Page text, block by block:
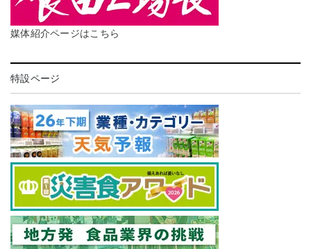
媒体紹介ページはこちら
特設ページ